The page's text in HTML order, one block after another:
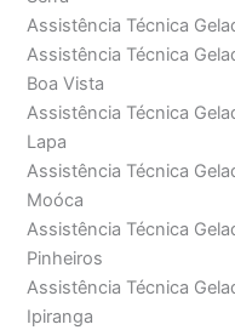
Assistência Técnica
Assistência Técnica
Boa Vista
Assistência Técnica
Lapa
Assistência Técnica
Moóca
Assistência Técnica
Pinheiros
Assistência Técnica
Ipiranga